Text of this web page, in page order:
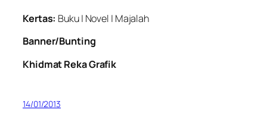
Kertas: Buku | Novel | Majalah
Banner/Bunting
Khidmat Reka Grafik
14/01/2013